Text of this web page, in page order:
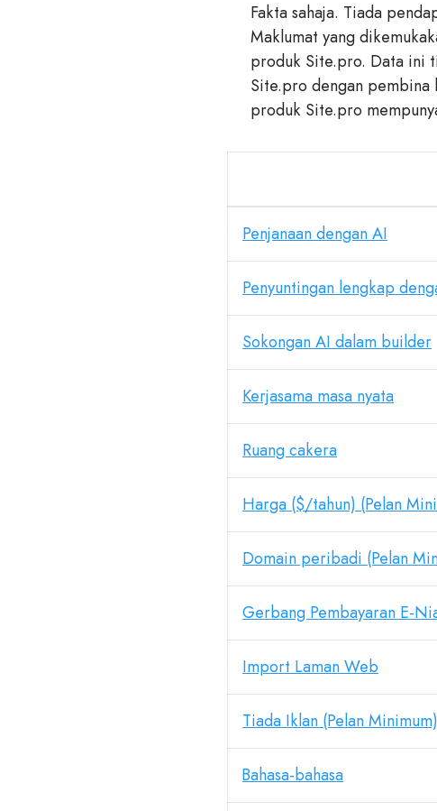
Fakta sahaja. Tiada
Maklumat yang
produk Site.pro. Data ini
Site.pro dengan
produk Site.pro
Penjanaan dengan AI
Penyuntingan lengkap
Sokongan AI dalam builder
Kerjasama masa nyata
Ruang cakera
Harga ($/tahun) (Pelan
Domain peribadi (Pelan
Gerbang Pembayaran E-
Import Laman Web
Tiada Iklan (Pelan Minimum)
Bahasa-bahasa